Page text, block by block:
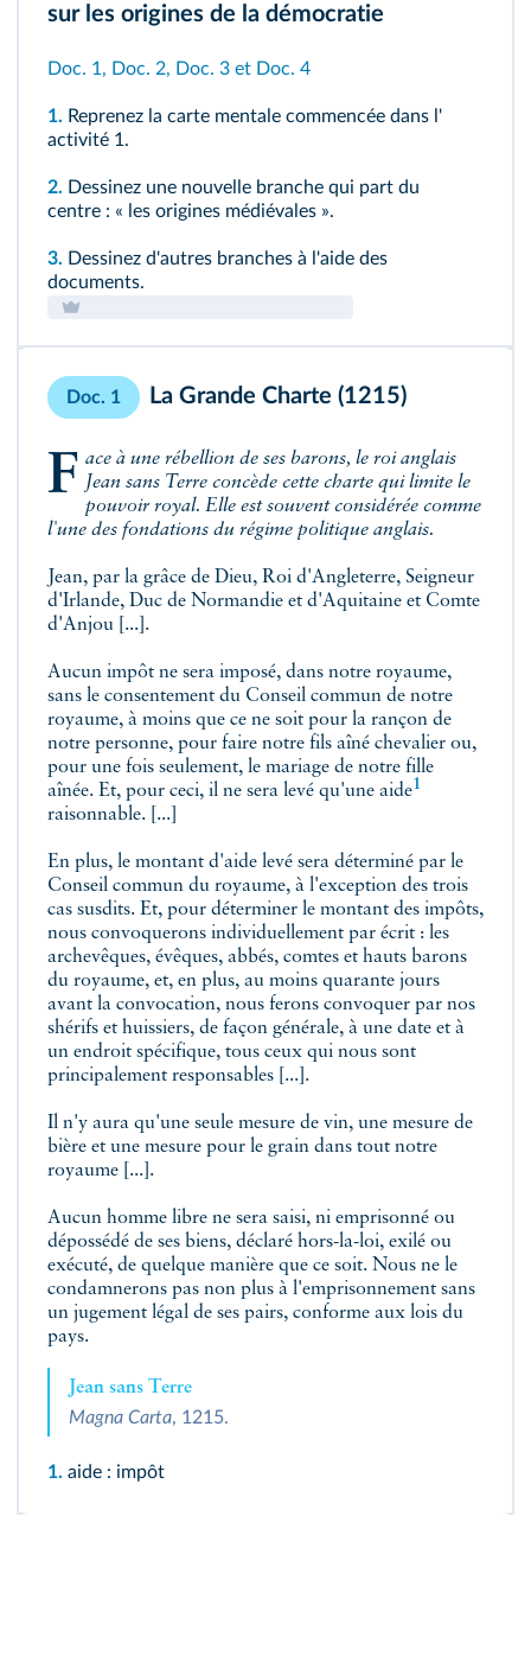
sur les origines de la démocratie
Doc. 1, Doc. 2, Doc. 3 et Doc. 4
1. Reprenez la carte mentale commencée dans l'
activité 1.
2. Dessinez une nouvelle branche qui part du
centre : « les origines médiévales ».
3. Dessinez d'autres branches à l'aide des
documents.
Doc. 1 La Grande Charte (1215)
Face à une rébellion de ses barons, le roi anglais Jean sans Terre concède cette charte qui limite le
pouvoir royal. Elle est souvent considérée comme
l'une des fondations du régime politique anglais.
Jean, par la grâce de Dieu, Roi d'Angleterre, Seigneur
d'Irlande, Duc de Normandie et d'Aquitaine et Comte
d'Anjou [...].
Aucun impôt ne sera imposé, dans notre royaume,
sans le consentement du Conseil commun de notre
royaume, à moins que ce ne soit pour la rançon de
notre personne, pour faire notre fils aîné chevalier ou,
pour une fois seulement, le mariage de notre fille
aînée. Et, pour ceci, il ne sera levé qu'une aide1
raisonnable. [...]
En plus, le montant d'aide levé sera déterminé par le
Conseil commun du royaume, à l'exception des trois
cas susdits. Et, pour déterminer le montant des impôts,
nous convoquerons individuellement par écrit : les
archevêques, évêques, abbés, comtes et hauts barons
du royaume, et, en plus, au moins quarante jours
avant la convocation, nous ferons convoquer par nos
shérifs et huissiers, de façon générale, à une date et à
un endroit spécifique, tous ceux qui nous sont
principalement responsables [...].
Il n'y aura qu'une seule mesure de vin, une mesure de
bière et une mesure pour le grain dans tout notre
royaume [...].
Aucun homme libre ne sera saisi, ni emprisonné ou
dépossédé de ses biens, déclaré hors-la-loi, exilé ou
exécuté, de quelque manière que ce soit. Nous ne le
condamnerons pas non plus à l'emprisonnement sans
un jugement légal de ses pairs, conforme aux lois du
pays.
Jean sans Terre
Magna Carta, 1215.
1. aide : impôt